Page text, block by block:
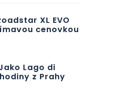
XL EVO
cenovkou
Lago di
z Prahy